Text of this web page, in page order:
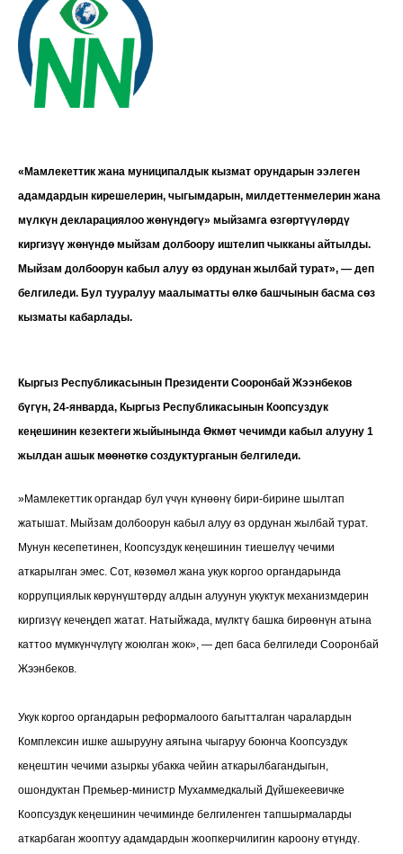
«Мамлекеттик жана муниципалдык кызмат орундарын ээлеген
адамдардын кирешелерин, чыгымдарын, милдеттенмелерин жана
мүлкүн декларациялоо жөнүндөгү» мыйзамга өзгөртүүлөрдү
киргизүү жөнүндө мыйзам долбоору иштелип чыкканы айтылды.
Мыйзам долбоорун кабыл алуу өз ордунан жылбай турат», — деп
белгиледи. Бул тууралуу маалыматты өлкө башчынын басма сөз
кызматы кабарлады.
Кыргыз Республикасынын Президенти Сооронбай Жээнбеков
бүгүн, 24-январда, Кыргыз Республикасынын Коопсуздук
кеңешинин кезектеги жыйынында Өкмөт чечимди кабыл алууну 1
жылдан ашык мөөнөткө создуктурганын белгиледи.
»Мамлекеттик органдар бул үчүн күнөөнү бири-бирине шылтап
жатышат. Мыйзам долбоорун кабыл алуу өз ордунан жылбай турат.
Мунун кесепетинен, Коопсуздук кеңешинин тиешелүү чечими
аткарылган эмес. Сот, көзөмөл жана укук коргоо органдарында
коррупциялык көрүнүштөрдү алдын алуунун укуктук механизмдерин
киргизүү кечеңдеп жатат. Натыйжада, мүлктү башка бирөөнүн атына
каттоо мүмкүнчүлүгү жоюлган жок», — деп баса белгиледи Сооронбай
Жээнбеков.
Укук коргоо органдарын реформалоого багытталган чаралардын
Комплексин ишке ашырууну аягына чыгаруу боюнча Коопсуздук
кеңештин чечими азыркы убакка чейин аткарылбагандыгын,
ошондуктан Премьер-министр Мухаммедкалый Дүйшекеевичке
Коопсуздук кеңешинин чечиминде белгиленген тапшырмаларды
аткарбаган жооптуу адамдардын жоопкерчилигин кароону өтүндү.